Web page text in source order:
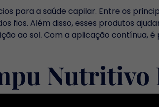
para a saúde capilar. Entre os
fios. Além disso, esses produtos
ao sol. Com a aplicação contínua,
Nutritivo
cabelo e suas necessidades